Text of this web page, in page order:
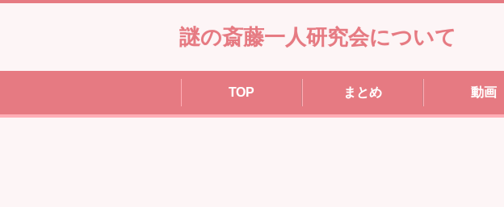
謎の斎藤一人研究会について
TOP まとめ 動画